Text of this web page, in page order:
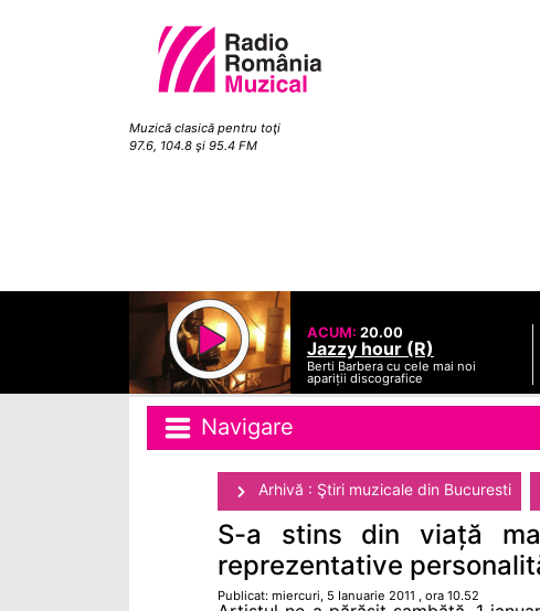
Muzică clasică pentru toţi
97.6, 104.8 şi 95.4 FM
ACUM: 20.00
Jazzy hour (R)
Berti Barbera cu cele mai noi
apariții discografice
Navigare
Arhivă : Ştiri muzicale din Bucuresti
S-a stins din viață
reprezentative
Publicat: miercuri, 5 Ianuarie 2011 , ora 10.52